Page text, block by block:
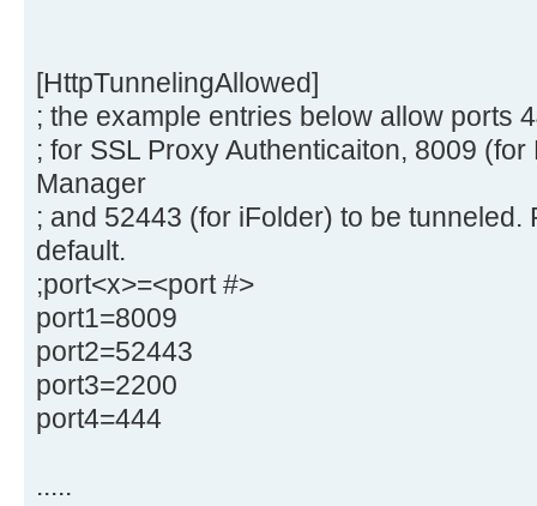
[HttpTunnelingAllowed]
; the example entries below allow ports
; for SSL Proxy Authenticaiton, 8009
Manager
; and 52443 (for iFolder) to be tunneled.
default.
;port<x>=<port #>
port1=8009
port2=52443
port3=2200
port4=444
.....